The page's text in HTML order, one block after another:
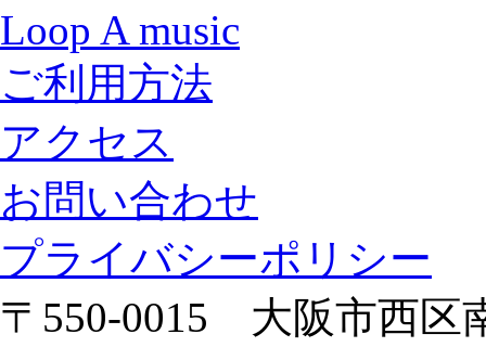
Loop A music
ご利用方法
アクセス
お問い合わせ
プライバシーポリシー
〒550-0015 大阪市西